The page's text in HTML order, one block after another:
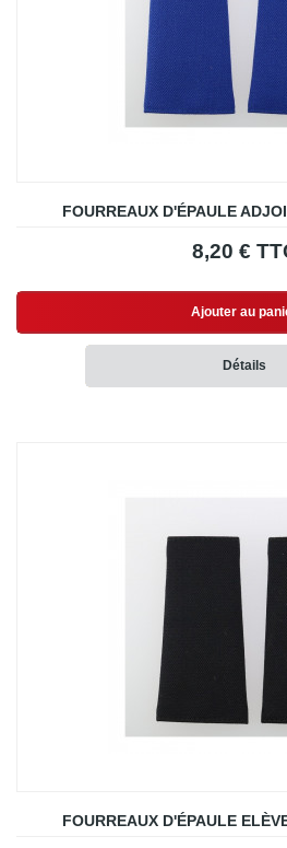
FOURREAUX D'ÉPAULE
8,20 €
Ajouter au
Détails
FOURREAUX D'ÉPAULE